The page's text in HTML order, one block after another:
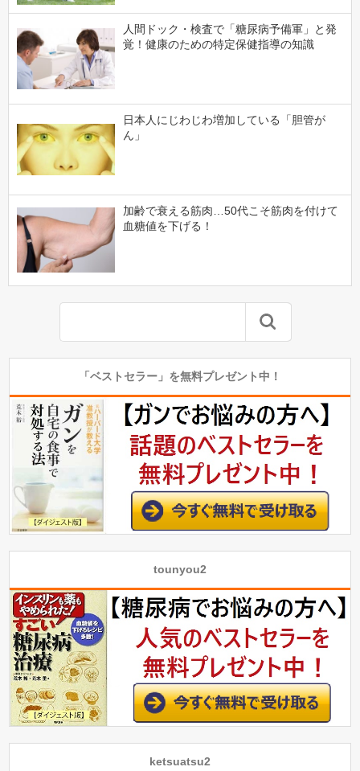
人間ドック・検査で「糖尿病予備軍」と発
覚！健康のための特定保健指導の知識
日本人にじわじわ増加している「胆管が
ん」
加齢で衰える筋肉…50代こそ筋肉を付けて
血糖値を下げる！
「ベストセラー」を無料プレゼント中！
tounyou2
ketsuatsu2